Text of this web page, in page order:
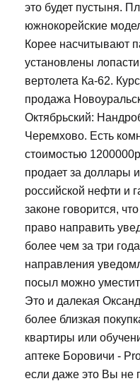
это будет пустыня.
южнокорейские
Корее насчитывают
установлены
вертолета Ка-62.
продажа
Октябрьский:
Черемхово. Есть
стоимостью
продает за доллары
российской нефти и
законе говорится,
право направить
более чем за три
направления
посыл можно
Это и далекая
более близкая
квартиры или
аптеке Боровичи -
если даже это Вы не